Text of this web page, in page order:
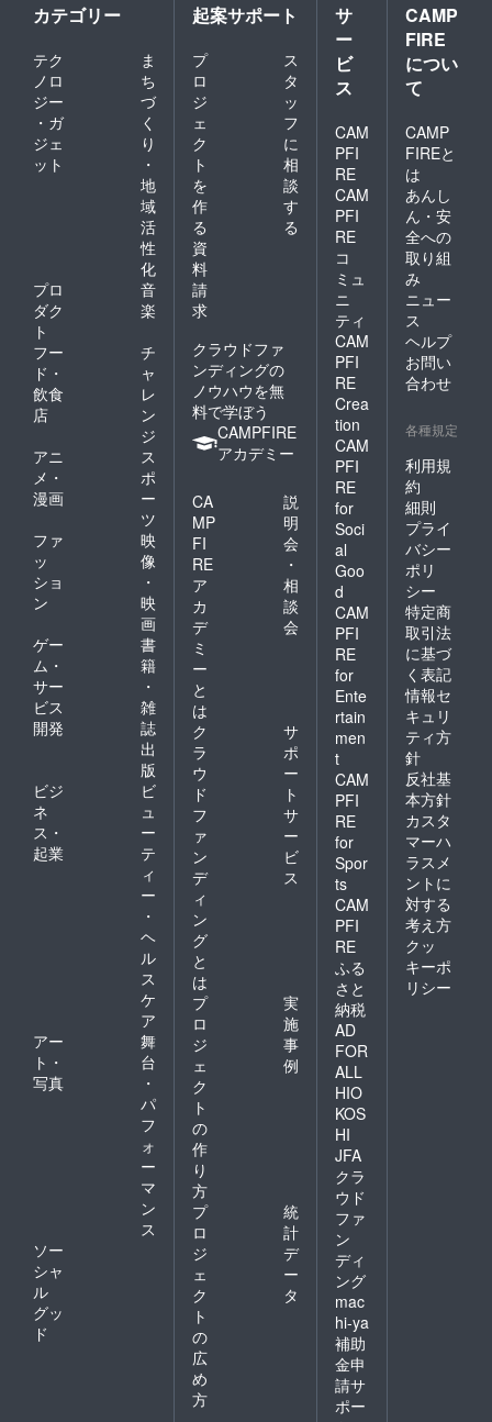
カテゴリー
テク
ノロ
ジー
・ガ
ジェ
ット
ま
ち
づ
く
り
・
地
域
活
性
化
プロ
ダク
ト
音
楽
フー
ド・
飲食
店
チ
ャ
レ
ン
ジ
アニ
メ・
漫画
ス
ポ
ー
ツ
ファ
ッ
ショ
ン
映
像
・
映
画
ゲー
ム・
サー
ビス
開発
書
籍
・
雑
誌
出
版
ビジ
ネ
ス・
起業
ビ
ュ
ー
テ
ィ
ー
・
ヘ
ル
ス
ケ
ア
アー
ト・
写真
舞
台
・
パ
フ
ォ
ー
マ
ン
ス
ソー
シャ
ル
グッ
ド
起案サポート
プ
ロ
ジ
ェ
ク
ト
を
作
る
ス
タ
ッ
フ
に
相
談
す
る
資
料
請
求
クラウドファ
ンディングの
ノウハウを無
料で学ぼう
CAMPFIRE
アカデミー
CA
MP
FI
RE
ア
カ
デ
ミ
ー
と
は
説
明
会
・
相
談
会
ク
ラ
ウ
ド
フ
ァ
ン
デ
ィ
ン
グ
と
は
サ
ポ
ー
ト
サ
ー
ビ
ス
プ
ロ
ジ
ェ
ク
ト
の
作
り
方
実
施
事
例
プ
ロ
ジ
ェ
ク
ト
の
広
め
方
統
計
デ
ー
タ
サ
ー
ビ
ス
CAM
PFI
RE
CAM
PFI
RE
コ
ミュ
ニ
ティ
CAM
PFI
RE
Crea
tion
CAM
PFI
RE
for
Soci
al
Goo
d
CAM
PFI
RE
for
Ente
rtain
men
t
CAM
PFI
RE
for
Spor
ts
CAM
PFI
RE
ふる
さと
納税
AD
FOR
ALL
HIO
KOS
HI
JFA
クラ
ウド
ファ
ン
ディ
ング
mac
hi-ya
補助
金申
請サ
ポー
CAMP
FIRE
につい
て
CAMP
FIREと
は
あんし
ん・安
全への
取り組
み
ニュー
ス
ヘルプ
お問い
合わせ
各種規定
利用規
約
細則
プライ
バシー
ポリ
シー
特定商
取引法
に基づ
く表記
情報セ
キュリ
ティ方
針
反社基
本方針
カスタ
マーハ
ラスメ
ントに
対する
考え方
クッ
キーポ
リシー